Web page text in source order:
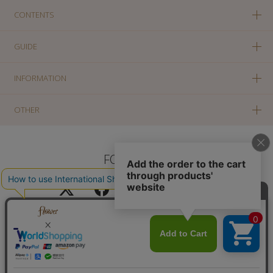
CONTENTS
GUIDE
INFORMATION
OTHER
FOLLOW US
PC版に切り替え
Copyright(c) SOLA OF TOKYO CO., LTD All Rights Reserved.